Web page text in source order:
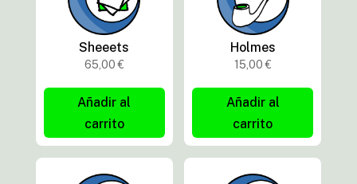
Sheeets
65,00€
Añadir al
carrito
Holmes
15,00€
Añadir al
carrito